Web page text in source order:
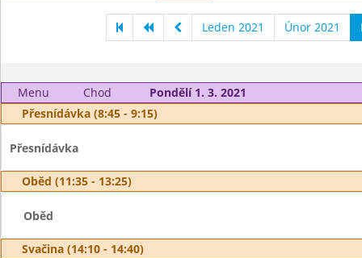
Leden 2021 Únor 2021
Menu Chod
Pondělí 1. 3. 2021
Přesnídávka (8:45 - 9:15)
Přesnídávka
Oběd (11:35 - 13:25)
Oběd
Svačina (14:10 - 14:40)